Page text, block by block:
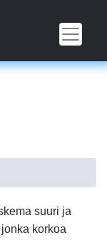
suuri ja
jonka korkoa